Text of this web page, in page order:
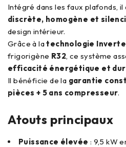
Intégré dans les faux plafonds, il
discrète, homogène et
design intérieur.
Grâce à latechnologie
frigorigène R32, ce système
efficacité énergétique et
Il bénéficie de la garantie
pièces + 5 ans compresseur.
Atouts principaux
Puissance élevée : 9,5 kW